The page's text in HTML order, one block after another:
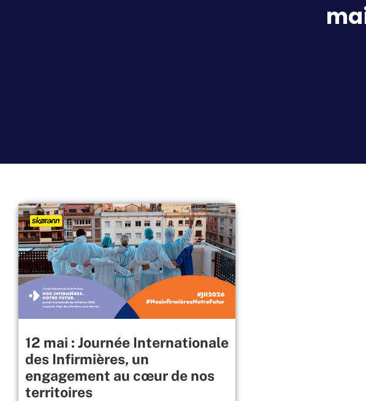
12 mai : Journée Internationale
des Infirmières, un
engagement au cœur de nos
territoires